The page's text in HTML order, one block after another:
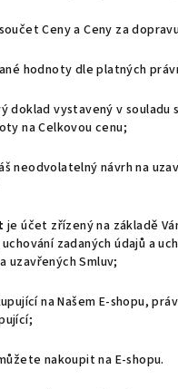
Ceny a Ceny za
hodnoty dle platných
doklad vystavený v souladu
na Celkovou cenu;
neodvolatelný návrh na
je účet zřízený na základě
zadaných údajů a
uzavřených Smluv;
na Našem E-shopu,
nakoupit na E-shopu.